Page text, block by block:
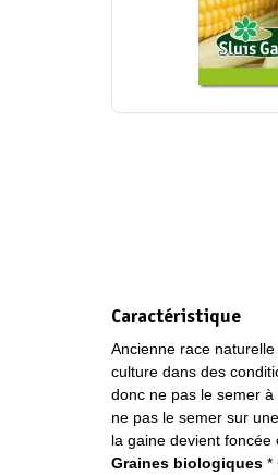
Caractéristique
Ancienne race
culture dans des
donc ne pas le semer
ne pas le semer sur
la gaine devient foncée
Graines biologiques *